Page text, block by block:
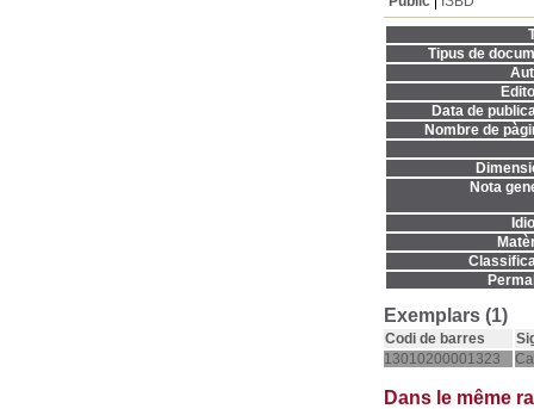
Tipus de
Data de
Nombre de
Nota
Exemplars (1)
Codi de barres
13010200001323
Dans le même